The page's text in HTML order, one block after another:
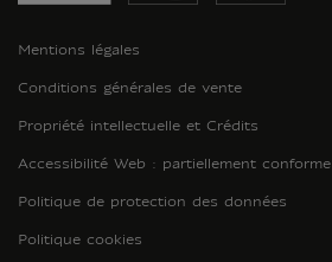
Mentions légales
Conditions générales de vente
Propriété intellectuelle et Crédits
Accessibilité Web : partiellement conforme
Politique de protection des données
Politique cookies